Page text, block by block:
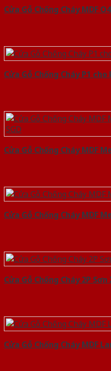
Cửa Gỗ Chống Cháy MDF
Cửa Gỗ Chống Cháy P1
Cửa Gỗ Chống Cháy MDF
Cửa Gỗ Chống Cháy MDF
Cửa Gỗ Chống Cháy 2P
Cửa Gỗ Chống Cháy MDF